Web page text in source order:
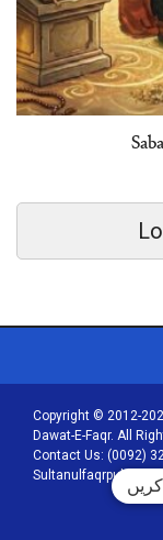
Copyright © 2012-
Dawat-E-Faqr. All
Contact Us: (0092)